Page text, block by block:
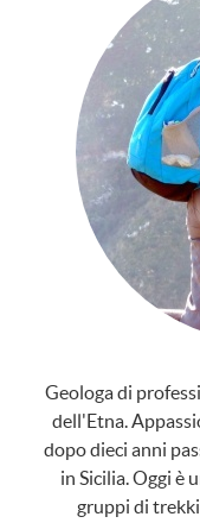
Geologa di
dell'Etna.
dopo dieci anni
in Sicilia. Oggi è
gruppi di